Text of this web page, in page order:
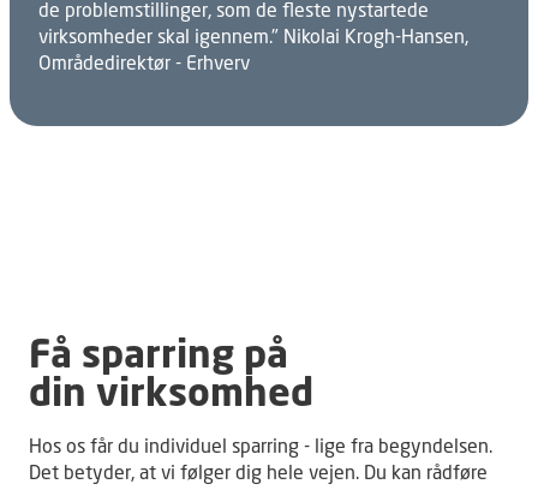
de problemstillinger, som de fleste nystartede
virksomheder skal igennem." Nikolai Krogh-Hansen,
Områdedirektør - Erhverv
Få sparring på
din virksomhed
Hos os får du individuel sparring - lige fra begyndelsen.
Det betyder, at vi følger dig hele vejen. Du kan rådføre